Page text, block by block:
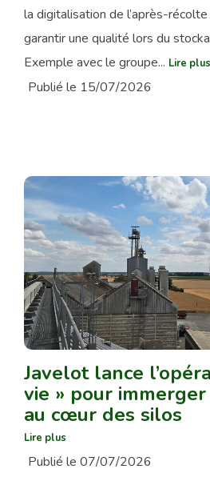
la digitalisation de l’après-
garantir une qualité lors du
Exemple avec le groupe... Lire plus
Publié le 15/07/2026
Javelot lance
vie » pour
au cœur des silos
Lire plus
Publié le 07/07/2026